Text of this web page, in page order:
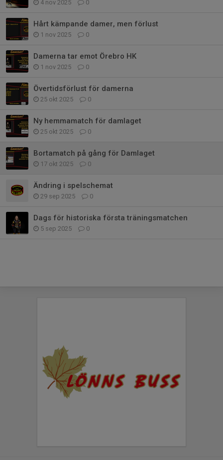
4 nov 2025 0
Hårt kämpande damer, men förlust
1 nov 2025 0
Damerna tar emot Örebro HK
1 nov 2025 0
Övertidsförlust för damerna
25 okt 2025 0
Ny hemmamatch för damlaget
25 okt 2025 0
Bortamatch på gång för Damlaget
17 okt 2025 0
Ändring i spelschemat
29 sep 2025 0
Dags för historiska första träningsmatchen
5 sep 2025 0